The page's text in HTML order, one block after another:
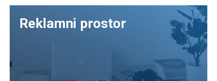
Reklamni prostor